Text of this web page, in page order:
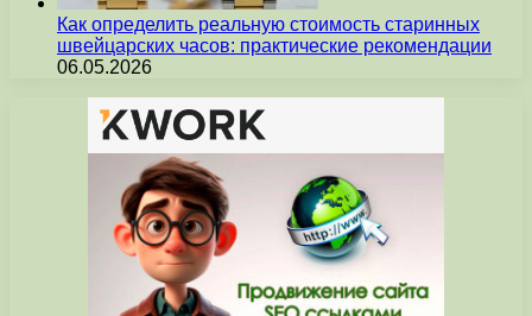
Как определить реальную стоимость старинных
швейцарских часов: практические рекомендации
06.05.2026